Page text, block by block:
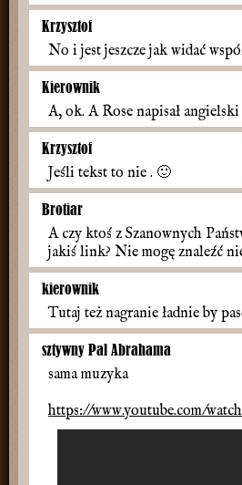
Krzysztof
No i jest jeszcze jak widać
Kierownik
A, ok. A Rose napisał angielski
Krzysztof
Jeśli tekst to nie . 🙂
Brotiar
A czy ktoś z Szanownych
jakiś link? Nie mogę znaleźć
kierownik
Tutaj też nagranie ładnie by
sztywny Pal Abrahama
sama muzyka
https://www.youtube.com/